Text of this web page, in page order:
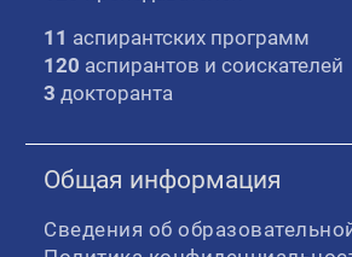
11 аспирантских программ
120 аспирантов и соискателей
3 докторанта
Общая информация
Сведения об